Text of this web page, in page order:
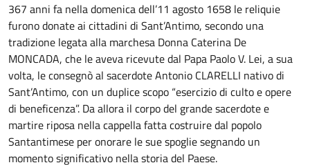
367 anni fa nella domenica dell’11 agosto 1658 le reliquie
furono donate ai cittadini di Sant’Antimo, secondo una
tradizione legata alla marchesa Donna Caterina De
MONCADA, che le aveva ricevute dal Papa Paolo V. Lei, a sua
volta, le consegnò al sacerdote Antonio CLARELLI nativo di
Sant’Antimo, con un duplice scopo “esercizio di culto e opere
di beneficenza”. Da allora il corpo del grande sacerdote e
martire riposa nella cappella fatta costruire dal popolo
Santantimese per onorare le sue spoglie segnando un
momento significativo nella storia del Paese.